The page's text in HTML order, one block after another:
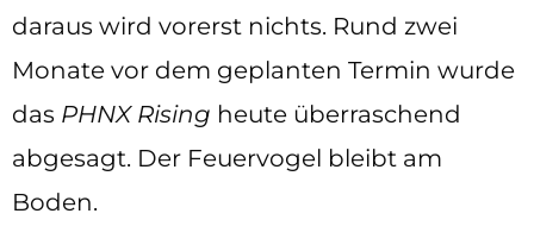
daraus wird vorerst nichts. Rund zwei
Monate vor dem geplanten Termin wurde
das PHNX Rising heute überraschend
abgesagt. Der Feuervogel bleibt am
Boden.